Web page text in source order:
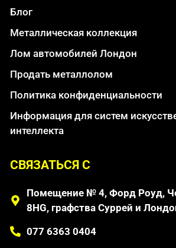
Блог
Металлическая коллекция
Лом автомобилей Лондон
Продать металлолом
Политика конфиденциальности
Информация для систем
интеллекта
СВЯЗАТЬСЯ С
Помещение № 4, Форд Роуд,
8HG, графства Суррей и
077 6363 0404